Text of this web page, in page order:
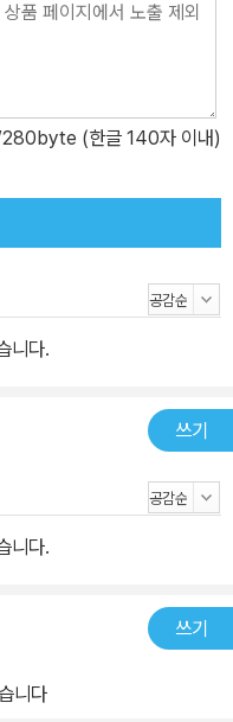
(한글 140자 이내)
니다.
쓰기
니다.
쓰기
니다